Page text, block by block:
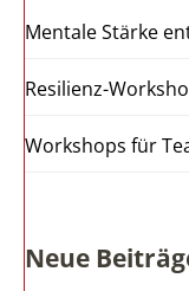
Mentale Stärke
Resilienz-
Workshops für
Neue